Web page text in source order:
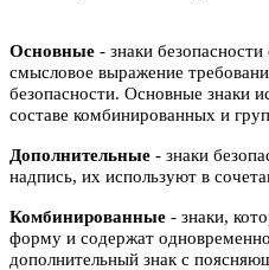
Основные - знаки
смысловое выражение
безопасности. Основные знаки
составе комбинированных и
Дополнительные - знаки
надпись, их используют в
Комбинированные - знаки,
форму и содержат
дополнительный знак с